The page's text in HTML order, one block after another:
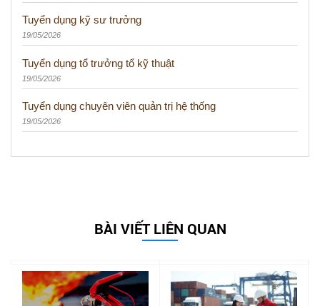
Tuyển dụng kỹ sư trưởng
19/05/2026
Tuyển dụng tổ trưởng tổ kỹ thuật
19/05/2026
Tuyển dụng chuyên viên quản trị hệ thống
19/05/2026
BÀI VIẾT LIÊN QUAN